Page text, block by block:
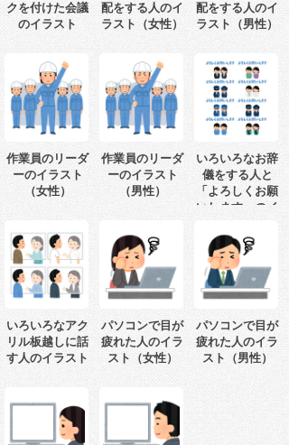
クを付けた会議
のイラスト
配をする人のイ
ラスト（女性）
配をする人のイ
ラスト（男性）
作業員のリーダ
ーのイラスト
（女性）
作業員のリーダ
ーのイラスト
（男性）
いろいろなお辞
儀をする人と
「よろしくお願
いします」のイ
いろいろなアク
リル板越しに話
す人のイラスト
パソコンで目が
疲れた人のイラ
スト（女性）
パソコンで目が
疲れた人のイラ
スト（男性）